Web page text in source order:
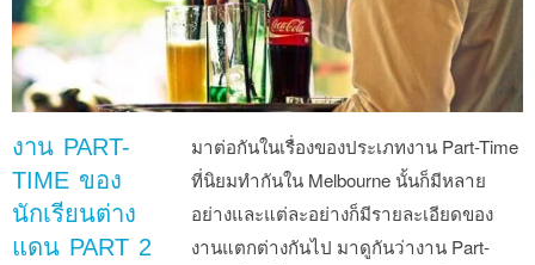
งาน PART-
TIME ของ
นักเรียนต่าง
แดน PART 2
มาต่อกันในเรื่องของประเภทงาน Part-Time
ที่นิยมทำกันใน Melbourne นั้นก็มีหลาย
อย่างและแต่ละอย่างก็มีรายละเอียดของ
งานแตกต่างกันไป มาดูกันว่างาน Part-